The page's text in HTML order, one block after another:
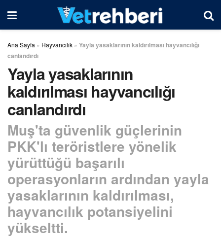
Ana Sayfa » Hayvancılık » Yayla yasaklarının kaldırılması hayvancılığı
canlandırdı
Yayla yasaklarının
kaldırılması hayvancılığı
canlandırdı
Muş'ta güvenlik güçlerinin
PKK'lı teröristlere yönelik
yürüttüğü başarılı
operasyonların ardından yayla
yasaklarının kaldırılması,
hayvancılık potansiyelini
yükseltti.